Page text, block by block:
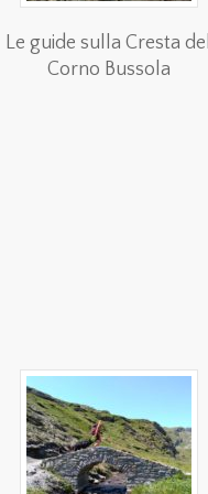
Le guide sulla Cresta del
Corno Bussola